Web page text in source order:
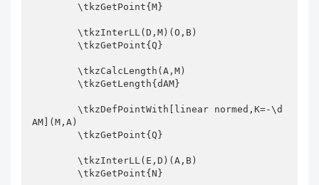
%        \node at (2,-3.35) {图 3};
\end{document}
        \tkzGetPoint{M}
        \tkzInterLL(D,M)(O,B)
        \tkzGetPoint{Q}
        \tkzCalcLength(A,M)
        \tkzGetLength{dAM}
        \tkzDefPointWith[linear normed,K=-\d
AM](M,A)
        \tkzGetPoint{Q}
        \tkzInterLL(E,D)(A,B)
        \tkzGetPoint{N}